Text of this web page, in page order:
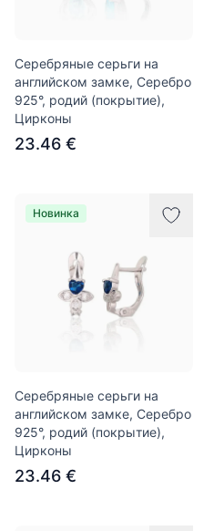
Серебряные серьги на
английском замке, Серебро
925°, родий (покрытие),
Цирконы
23.46 €
Новинка
Серебряные серьги на
английском замке, Серебро
925°, родий (покрытие),
Цирконы
23.46 €